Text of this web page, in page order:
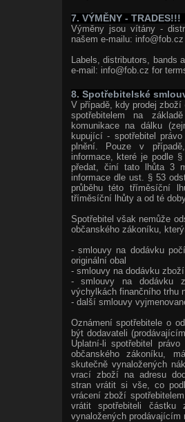
7. VÝMĚNY - TRADES!!!
Výměny jsou vítány -
našem e-mailu:
Labels, distributors, bands
e-mail: info@fob.cz for
8. Spotřebitelské
V případě, kdy prodej zboží
spotřebitelem na
komunikace na dálku
kupující - spotřebitel
plnění. Pouze v
informace, které je podle
předat, činí tato lhůta 3
informace dle ust. § 53
průběhu této tříměsíční
tříměsíční lhůty a od té
Spotřebitel však nemůže
občanského zákoníku,
- smlouvy na dodávku
originální obal
- smlouvy na dodávku
- smlouvy na dodávku
výchylkách finančního trhu
- další smlouvy
Oznámení spotřebitele o
být dodavateli
Uplatní-li spotřebitel
občanského zákoníku,
skutečně vynaložených
vrací zboží na adresu
stran vrátit si vše, co
vrácení zboží
vrátit spotřebiteli částku
vynaložených prodávajícím